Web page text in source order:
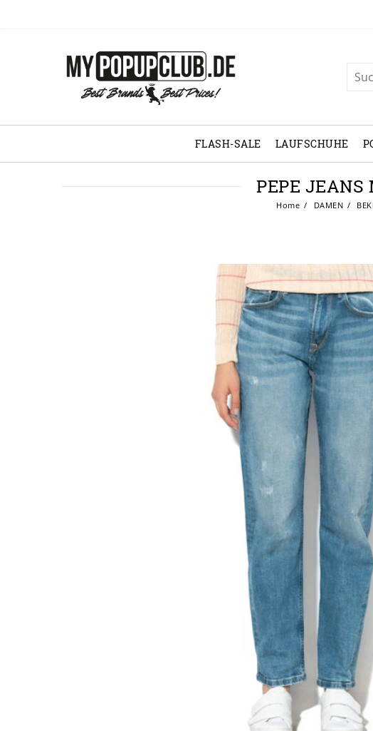
FLASH-SALE LAUFSCHUHE
PEPE JEANS
Home DAMEN